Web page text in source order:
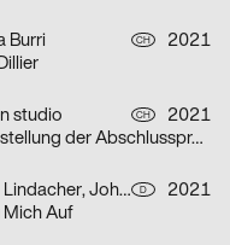
Burri CH
2021
studio CH
2021
Ausstellung der Abschlussprojekte 2021 HEAD
Tim Lindacher, Johannes Schreiner D
2021
Mich Auf